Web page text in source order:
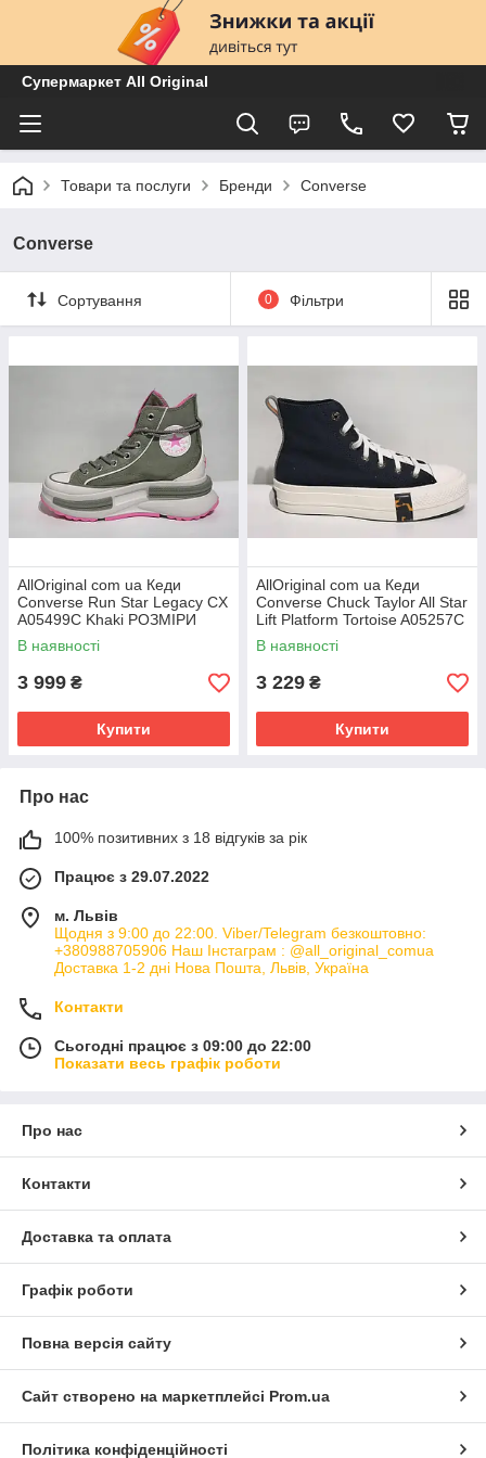
Супермаркет All Original
Товари та послуги Бренди Converse
Converse
Сортування 0 Фільтри
AllOriginal com ua Кеди
Converse Run Star Legacy CX
A05499C Khaki РОЗМІРИ
ЗАПИТУЙТЕ
В наявності
3 999 ₴
Купити
AllOriginal com ua Кеди
Converse Chuck Taylor All Star
Lift Platform Tortoise A05257C
Black РОЗМІРИ ЗАПІТУЙТЕ
В наявності
3 229 ₴
Купити
Про нас
100% позитивних з 18 відгуків за рік
Працює з 29.07.2022
м. Львів
Щодня з 9:00 до 22:00. Viber/Telegram безкоштовно:
+380988705906 Наш Інстаграм : @all_original_comua
Доставка 1-2 дні Нова Пошта, Львів, Україна
Контакти
Сьогодні працює з 09:00 до 22:00
Показати весь графік роботи
Про нас
Контакти
Доставка та оплата
Графік роботи
Повна версія сайту
Сайт створено на маркетплейсі Prom.ua
Політика конфіденційності